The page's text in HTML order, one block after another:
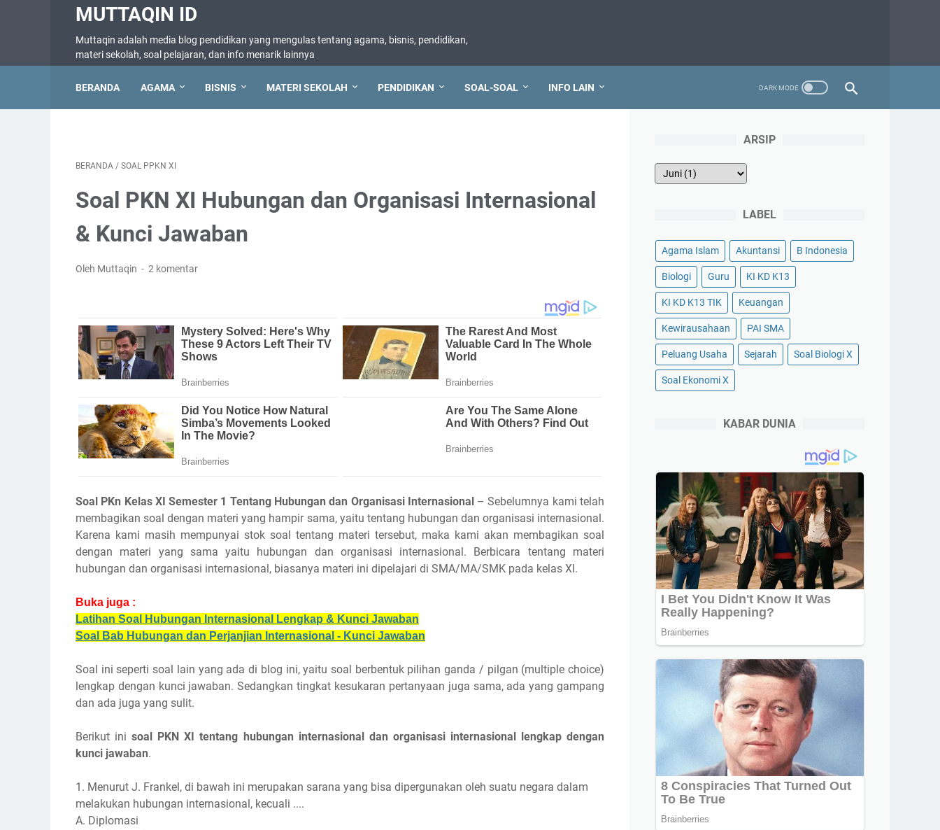
MUTTAQIN ID
Muttaqin adalah media blog pendidikan yang mengulas tentang agama, bisnis, pendidikan,
materi sekolah, soal pelajaran, dan info menarik lainnya
BERANDA AGAMA BISNIS MATERI SEKOLAH PENDIDIKAN SOAL-SOAL INFO LAIN
BERANDA / SOAL PPKN XI
Soal PKN XI Hubungan dan Organisasi Internasional
& Kunci Jawaban
Oleh Muttaqin 2 komentar
Soal PKn Kelas XI Semester 1 Tentang Hubungan dan Organisasi Internasional– Sebelumnya kami telah
membagikan soal dengan materi yang hampir sama, yaitu tentang hubungan dan organisasi internasional.
Karena kami masih mempunyai stok soal tentang materi tersebut, maka kami akan membagikan soal
dengan materi yang sama yaitu hubungan dan organisasi internasional. Berbicara tentang materi
hubungan dan organisasi internasional, biasanya materi ini dipelajari di SMA/MA/SMK pada kelas XI.
Buka juga :
Latihan Soal Hubungan Internasional Lengkap & Kunci Jawaban
Soal Bab Hubungan dan Perjanjian Internasional - Kunci Jawaban
Soal ini seperti soal lain yang ada di blog ini, yaitu soal berbentuk pilihan ganda / pilgan (multiple choice)
lengkap dengan kunci jawaban. Sedangkan tingkat kesukaran pertanyaan juga sama, ada yang gampang
dan ada juga yang sulit.
Berikut inisoal PKN XI tentang hubungan internasional dan organisasi internasional lengkap dengan
kunci jawaban.
1. Menurut J. Frankel, di bawah ini merupakan sarana yang bisa dipergunakan oleh suatu negara dalam
melakukan hubungan internasional, kecuali ....
A. Diplomasi
ARSIP
LABEL
Agama Islam Akuntansi B Indonesia
Biologi Guru KI KD K13
KI KD K13 TIK Keuangan
Kewirausahaan PAI SMA
Peluang Usaha Sejarah Soal Biologi X
Soal Ekonomi X
KABAR DUNIA